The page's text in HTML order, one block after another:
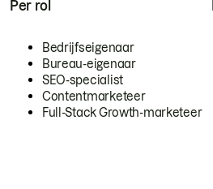
Per rol
Bedrijfseigenaar
Bureau-eigenaar
SEO-specialist
Contentmarketeer
Full-Stack Growth-marketeer